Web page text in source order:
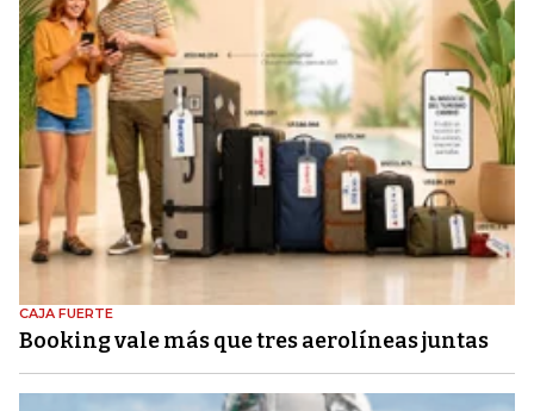
CAJA FUERTE
Booking vale más que tres aerolíneas juntas